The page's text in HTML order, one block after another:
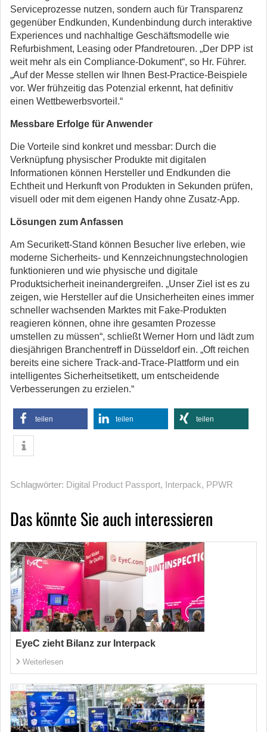
Serviceprozesse nutzen, sondern auch für Transparenz
gegenüber Endkunden, Kundenbindung durch interaktive
Experiences und nachhaltige Geschäftsmodelle wie
Refurbishment, Leasing oder Pfandretouren. „Der DPP ist
weit mehr als ein Compliance-Dokument“, so Hr. Führer.
„Auf der Messe stellen wir Ihnen Best-Practice-Beispiele
vor. Wer frühzeitig das Potenzial erkennt, hat definitiv
einen Wettbewerbsvorteil.“
Messbare Erfolge für Anwender
Die Vorteile sind konkret und messbar: Durch die
Verknüpfung physischer Produkte mit digitalen
Informationen können Hersteller und Endkunden die
Echtheit und Herkunft von Produkten in Sekunden prüfen,
visuell oder mit dem eigenen Handy ohne Zusatz-App.
Lösungen zum Anfassen
Am Securikett-Stand können Besucher live erleben, wie
moderne Sicherheits- und Kennzeichnungstechnologien
funktionieren und wie physische und digitale
Produktsicherheit ineinandergreifen. „Unser Ziel ist es zu
zeigen, wie Hersteller auf die Unsicherheiten eines immer
schneller wachsenden Marktes mit Fake-Produkten
reagieren können, ohne ihre gesamten Prozesse
umstellen zu müssen“, schließt Werner Horn und lädt zum
diesjährigen Branchentreff in Düsseldorf ein. „Oft reichen
bereits eine sichere Track-and-Trace-Plattform und ein
intelligentes Sicherheitsetikett, um entscheidende
Verbesserungen zu erzielen.“
teilen teilen teilen
Schlagwörter: Digital Product Passport, Interpack, PPWR
Das könnte Sie auch interessieren
EyeC zieht Bilanz zur Interpack
Weiterlesen